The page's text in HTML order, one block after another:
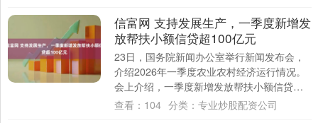
信富网 支持发展生产，一季度新增发
放帮扶小额信贷超100亿元
23日，国务院新闻办公室举行新闻发布会，
介绍2026年一季度农业农村经济运行情况。
会上介绍，一季度新增发放帮扶小额信贷
101.3亿元，支持帮扶对象发展生产。帮....
查看： 104 分类： 专业炒股配资公司